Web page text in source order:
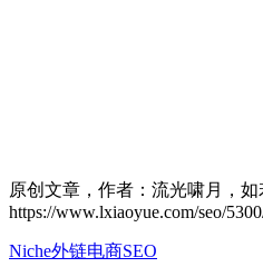
原创文章，作者：流光啸月，如
https://www.lxiaoyue.com/seo/
Niche外链电商SEO